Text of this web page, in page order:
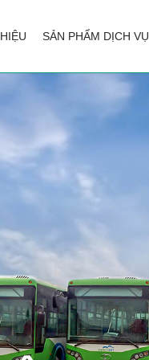
SẢN PHẨM DỊCH VỤ